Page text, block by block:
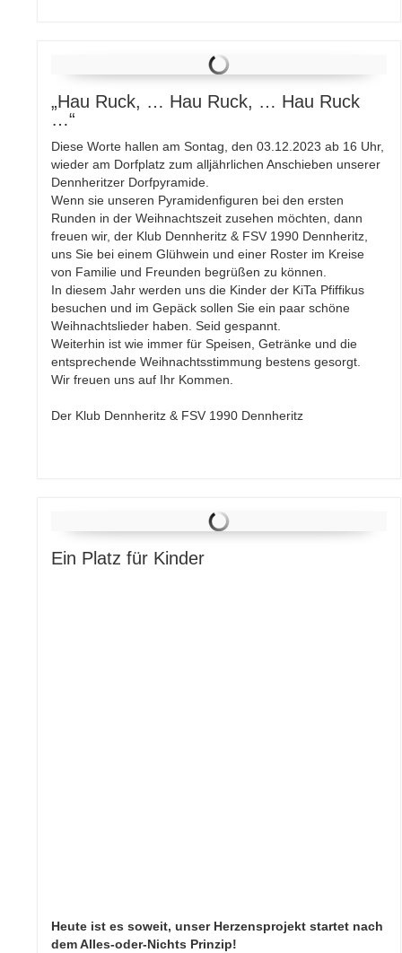
„Hau Ruck, … Hau Ruck, … Hau Ruck
…“
Diese Worte hallen am Sontag, den 03.12.2023 ab 16 Uhr,
wieder am Dorfplatz zum alljährlichen Anschieben unserer
Dennheritzer Dorfpyramide.
Wenn sie unseren Pyramidenfiguren bei den ersten
Runden in der Weihnachtszeit zusehen möchten, dann
freuen wir, der Klub Dennheritz & FSV 1990 Dennheritz,
uns Sie bei einem Glühwein und einer Roster im Kreise
von Familie und Freunden begrüßen zu können.
In diesem Jahr werden uns die Kinder der KiTa Pfiffikus
besuchen und im Gepäck sollen Sie ein paar schöne
Weihnachtslieder haben. Seid gespannt.
Weiterhin ist wie immer für Speisen, Getränke und die
entsprechende Weihnachtsstimmung bestens gesorgt.
Wir freuen uns auf Ihr Kommen.
Der Klub Dennheritz & FSV 1990 Dennheritz
Ein Platz für Kinder
Heute ist es soweit, unser Herzensprojekt startet nach
dem Alles-oder-Nichts Prinzip!